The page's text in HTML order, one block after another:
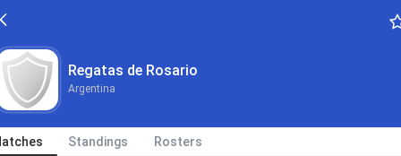
Regatas de Rosario
Argentina
Standings Rosters